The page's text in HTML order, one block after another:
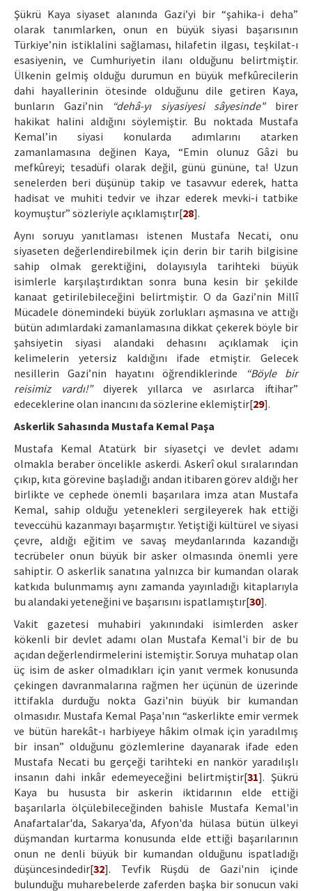
Şükrü Kaya siyaset alanında Gazi’yi bir “şahika-i deha”
olarak tanımlarken, onun en büyük siyasi başarısının
Türkiye’nin istiklalini sağlaması, hilafetin ilgası, teşkilat-ı
esasiyenin, ve Cumhuriyetin ilanı olduğunu belirtmiştir.
Ülkenin gelmiş olduğu durumun en büyük mefkûrecilerin
dahi hayallerinin ötesinde olduğunu dile getiren Kaya,
bunların Gazi’nin
“dehâ-yı siyasiyesi sâyesinde"birer
hakikat halini aldığını söylemiştir. Bu noktada Mustafa
Kemal’in siyasi konularda adımlarını atarken
zamanlamasına değinen Kaya, “Emin olunuz Gâzi bu
mefkûreyi; tesadüfi olarak değil, günü gününe, ta! Uzun
senelerden beri düşünüp takip ve tasavvur ederek, hatta
hadisat ve muhiti tedvir ve ihzar ederek mevki-i tatbike
koymuştur” sözleriyle açıklamıştır[28].
Aynı soruyu yanıtlaması istenen Mustafa Necati, onu
siyaseten değerlendirebilmek için derin bir tarih bilgisine
sahip olmak gerektiğini, dolayısıyla tarihteki büyük
isimlerle karşılaştırdıktan sonra buna kesin bir şekilde
kanaat getirilebileceğini belirtmiştir. O da Gazi’nin Millî
Mücadele dönemindeki büyük zorlukları aşmasına ve attığı
bütün adımlardaki zamanlamasına dikkat çekerek böyle bir
şahsiyetin siyasi alandaki dehasını açıklamak için
kelimelerin yetersiz kaldığını ifade etmiştir. Gelecek
nesillerin Gazi’nin hayatını öğrendiklerinde
“Böyle bir
reisimiz vardı!”diyerek yıllarca ve asırlarca iftihar”
edeceklerine olan inancını da sözlerine eklemiştir[29].
Askerlik Sahasında Mustafa Kemal Paşa
Mustafa Kemal Atatürk bir siyasetçi ve devlet adamı
olmakla beraber öncelikle askerdi. Askerî okul sıralarından
çıkıp, kıta görevine başladığı andan itibaren görev aldığı her
birlikte ve cephede önemli başarılara imza atan Mustafa
Kemal, sahip olduğu yetenekleri sergileyerek hak ettiği
teveccühü kazanmayı başarmıştır. Yetiştiği kültürel ve siyasi
çevre, aldığı eğitim ve savaş meydanlarında kazandığı
tecrübeler onun büyük bir asker olmasında önemli yere
sahiptir. O askerlik sanatına yalnızca bir kumandan olarak
katkıda bulunmamış aynı zamanda yayınladığı kitaplarıyla
bu alandaki yeteneğini ve başarısını ispatlamıştır[30].
Vakit gazetesi muhabiri yakınındaki isimlerden asker
kökenli bir devlet adamı olan Mustafa Kemal'i bir de bu
açıdan değerlendirmelerini istemiştir. Soruya muhatap olan
üç isim de asker olmadıkları için yanıt vermek konusunda
çekingen davranmalarına rağmen her üçünün de üzerinde
ittifakla durduğu nokta Gazi'nin büyük bir kumandan
olmasıdır. Mustafa Kemal Paşa'nın “askerlikte emir vermek
ve bütün harekât-ı harbiyeye hâkim olmak için yaradılmış
bir insan” olduğunu gözlemlerine dayanarak ifade eden
Mustafa Necati bu gerçeği tarihteki en nankör yaradılışlı
insanın dahi inkâr edemeyeceğini belirtmiştir[31]. Şükrü
Kaya bu hususta bir askerin iktidarının elde ettiği
başarılarla ölçülebileceğinden bahisle Mustafa Kemal'in
Anafartalar'da, Sakarya'da, Afyon'da hülasa bütün ülkeyi
düşmandan kurtarma konusunda elde ettiği başarılarının
onun ne denli büyük bir kumandan olduğunu ispatladığı
düşüncesindedir[32]. Tevfik Rüşdü de Gazi'nin içinde
bulunduğu muharebelerde zaferden başka bir sonucun vaki